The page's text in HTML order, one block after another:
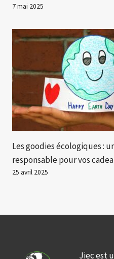
7 mai 2025
Les goodies écologiques :
responsable pour vos
25 avril 2025
Jiec est